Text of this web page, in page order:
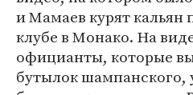
и Мамаев курят кальян
клубе в Монако. На
официанты, которые
бутылок